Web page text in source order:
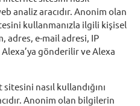
analiz aracıdır. Anonim olan
kullanmanızla ilgili kişisel
adres, e-mail adresi, IP
Alexa’ya gönderilir ve Alexa
nasıl kullandığını
Anonim olan bilgilerin